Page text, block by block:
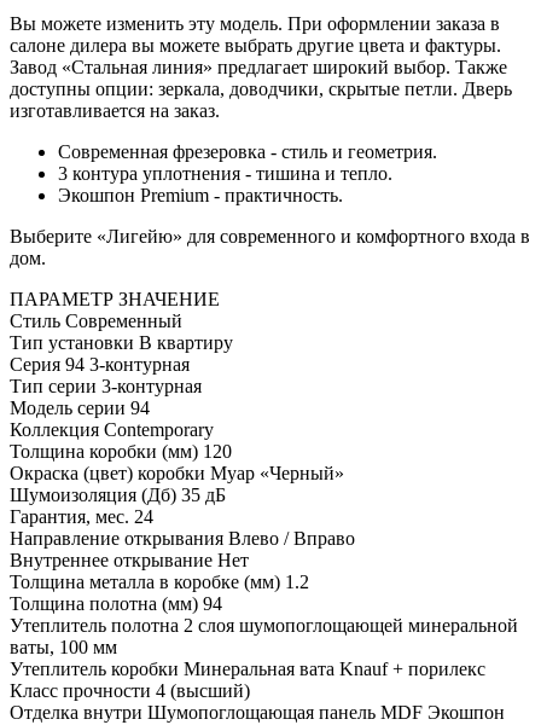
Вы можете изменить эту модель. При оформлении заказа в
салоне дилера вы можете выбрать другие цвета и фактуры.
Завод «Стальная линия» предлагает широкий выбор. Также
доступны опции: зеркала, доводчики, скрытые петли. Дверь
изготавливается на заказ.
Современная фрезеровка - стиль и геометрия.
3 контура уплотнения - тишина и тепло.
Экошпон Premium - практичность.
Выберите «Лигейю» для современного и комфортного входа в
дом.
ПАРАМЕТР ЗНАЧЕНИЕ
Стиль Современный
Тип установки В квартиру
Серия 94 3-контурная
Тип серии 3-контурная
Модель серии 94
Коллекция Contemporary
Толщина коробки (мм) 120
Окраска (цвет) коробки Муар «Черный»
Шумоизоляция (Дб) 35 дБ
Гарантия, мес. 24
Направление открывания Влево / Вправо
Внутреннее открывание Нет
Толщина металла в коробке (мм) 1.2
Толщина полотна (мм) 94
Утеплитель полотна 2 слоя шумопоглощающей минеральной
ваты, 100 мм
Утеплитель коробки Минеральная вата Knauf + порилекс
Класс прочности 4 (высший)
Отделка внутри Шумопоглощающая панель MDF Экошпон